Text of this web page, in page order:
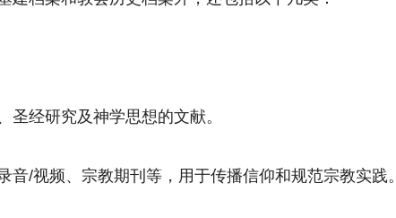
经研究及神学思想的文献。
/视频、宗教期刊等，用于传播信仰和规范宗教实践。